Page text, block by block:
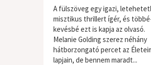
A fülszöveg egy igazi,
misztikus thrillert ígér, és
kevésbé ezt is kapja az olvasó.
Melanie Golding szerez néhány
hátborzongató percet az
lapjain, de bennem maradt...